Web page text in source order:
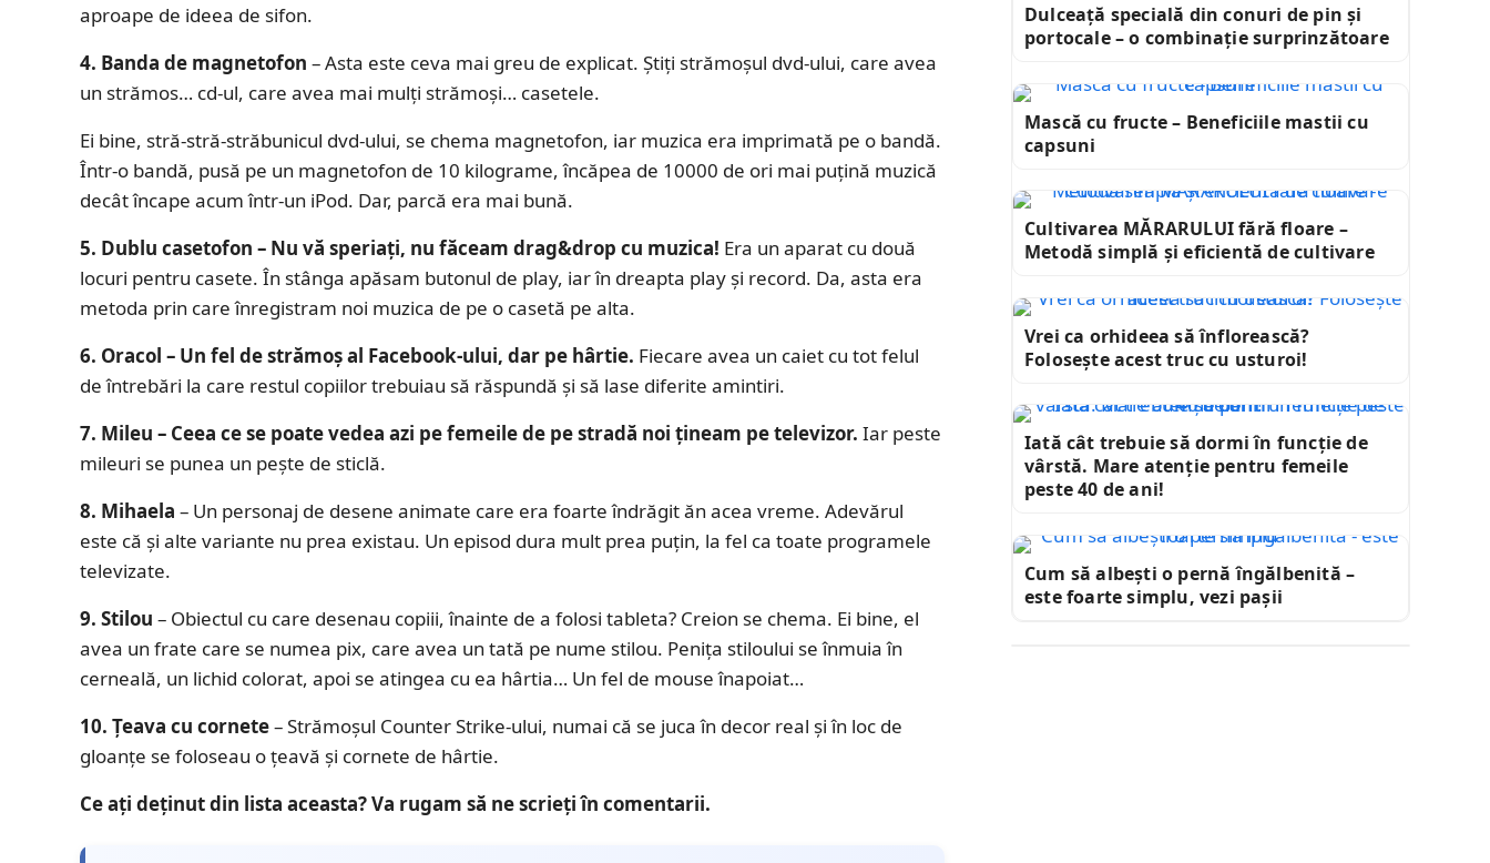
aproape de ideea de sifon.
4. Banda de magnetofon – Asta este ceva mai greu de explicat. Știți strămoșul dvd-ului, care avea
un strămos… cd-ul, care avea mai mulți strămoși… casetele.
Ei bine, stră-stră-străbunicul dvd-ului, se chema magnetofon, iar muzica era imprimată pe o bandă.
Într-o bandă, pusă pe un magnetofon de 10 kilograme, încăpea de 10000 de ori mai puțină muzică
decât încape acum într-un iPod. Dar, parcă era mai bună.
5. Dublu casetofon – Nu vă speriați, nu făceam drag&drop cu muzica! Era un aparat cu două
locuri pentru casete. În stânga apăsam butonul de play, iar în dreapta play și record. Da, asta era
metoda prin care înregistram noi muzica de pe o casetă pe alta.
6. Oracol – Un fel de strămoș al Facebook-ului, dar pe hârtie. Fiecare avea un caiet cu tot felul
de întrebări la care restul copiilor trebuiau să răspundă și să lase diferite amintiri.
7. Mileu – Ceea ce se poate vedea azi pe femeile de pe stradă noi țineam pe televizor. Iar peste
mileuri se punea un pește de sticlă.
8. Mihaela – Un personaj de desene animate care era foarte îndrăgit ăn acea vreme. Adevărul
este că și alte variante nu prea existau. Un episod dura mult prea puțin, la fel ca toate programele
televizate.
9. Stilou – Obiectul cu care desenau copiii, înainte de a folosi tableta? Creion se chema. Ei bine, el
avea un frate care se numea pix, care avea un tată pe nume stilou. Penița stiloului se înmuia în
cerneală, un lichid colorat, apoi se atingea cu ea hârtia… Un fel de mouse înapoiat…
10. Țeava cu cornete– Strămoșul Counter Strike-ului, numai că se juca în decor real și în loc de
gloanțe se foloseau o țeavă și cornete de hârtie.
Ce ați deținut din lista aceasta? Va rugam să ne scrieți în comentarii.
Dulceață specială din conuri de pin și
portocale – o combinație surprinzătoare
Mască cu fructe – Beneficiile mastii cu
capsuni
Cultivarea MĂRARULUI fără floare –
Metodă simplă și eficientă de cultivare
Vrei ca orhideea să înflorească?
Folosește acest truc cu usturoi!
Iată cât trebuie să dormi în funcție de
vârstă. Mare atenție pentru femeile
peste 40 de ani!
Cum să albești o pernă îngălbenită –
este foarte simplu, vezi pașii